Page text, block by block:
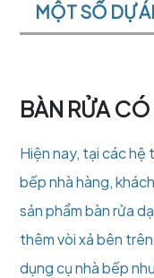
MỘT SỐ DỰ
BÀN RỬA
Hiện nay, tại các hệ
bếp nhà hàng,
sản phẩm bàn rửa
thêm vòi xả bên
dụng cụ nhà bếp